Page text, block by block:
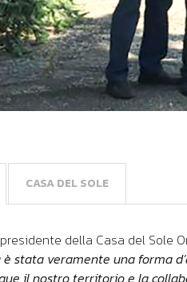
CASA DEL SOLE
della Casa del Sole
è stata veramente una forma